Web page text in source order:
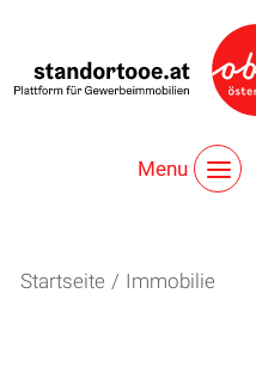
Menu
Startseite / Immobilie